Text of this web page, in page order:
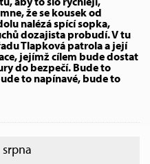
že se kousek od
nalézá spící sopka,
dozajista probudí. V tu
Tlapková patrola a její
jejímž cílem bude dostat
do bezpečí. Bude to
to napínavé, bude to
srpna